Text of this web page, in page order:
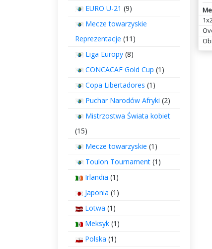
EURO U-21 (9)
Mecze towarzyskie
Reprezentacje (11)
Liga Europy (8)
CONCACAF Gold Cup (1)
Copa Libertadores (1)
Puchar Narodów Afryki (2)
Mistrzostwa Świata kobiet
(15)
Mecze towarzyskie (1)
Toulon Tournament (1)
Irlandia (1)
Japonia (1)
Lotwa (1)
Meksyk (1)
Polska (1)